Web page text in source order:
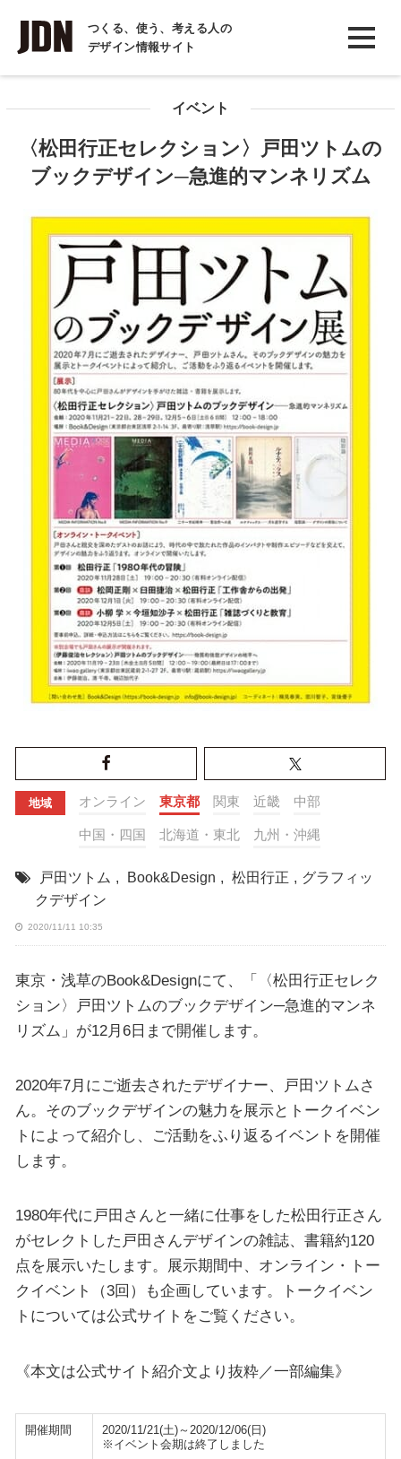
つくる、使う、考える人の
デザイン情報サイト
INTERVIEW
インタビュー
COLUMN
イベント
〈松田行正セレクション〉戸田ツトムの
ブックデザイン─急進的マンネリズム
地域 オンライン 東京都 関東 近畿 中部
中国・四国 北海道・東北 九州・沖縄
戸田ツトム , Book&Design , 松田行正 , グラフィッ
クデザイン
2020/11/11 10:35
東京・浅草のBook&Designにて、「〈松田行正セレク
ション〉戸田ツトムのブックデザイン─急進的マンネ
リズム」が12月6日まで開催します。
2020年7月にご逝去されたデザイナー、戸田ツトムさ
ん。そのブックデザインの魅力を展示とトークイベン
トによって紹介し、ご活動をふり返るイベントを開催
します。
1980年代に戸田さんと一緒に仕事をした松田行正さん
がセレクトした戸田さんデザインの雑誌、書籍約120
点を展示いたします。展示期間中、オンライン・トー
クイベント（3回）も企画しています。トークイベン
トについては公式サイトをご覧ください。
《本文は公式サイト紹介文より抜粋／一部編集》
開催期間
2020/11/21(土)～2020/12/06(日)
※イベント会期は終了しました